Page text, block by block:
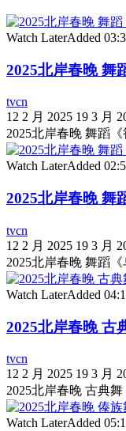
Watch LaterAdded
2025北岸春晚 舞
tvcn
12 2 月 2025 19 3 月
2025北岸春晚 舞蹈
Watch LaterAdded
2025北岸春晚 舞
tvcn
12 2 月 2025 19 3 月
2025北岸春晚 舞蹈
Watch LaterAdded
2025北岸春晚 古
tvcn
12 2 月 2025 19 3 月
2025北岸春晚 古典
Watch LaterAdded